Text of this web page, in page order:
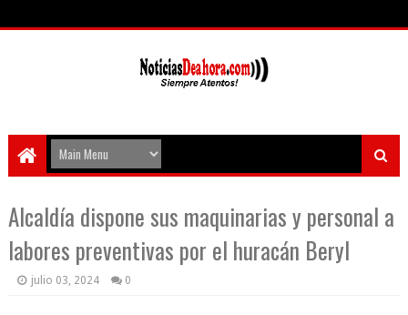
Alcaldía dispone sus maquinarias y personal a
labores preventivas por el huracán Beryl
julio 03, 2024 0